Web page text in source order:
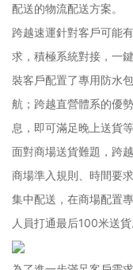
配送的物流配送方案。
跨越速運針對客戶可能
求，積極系統對接，一
裝客戶配置了專用防水
航；跨越直營體系的優
息，即可滿足晚上送貨
面對商場送貨難題，跨
商場準入規則、時間要
集中配送，在商場配置
人員打通最后100米送貨